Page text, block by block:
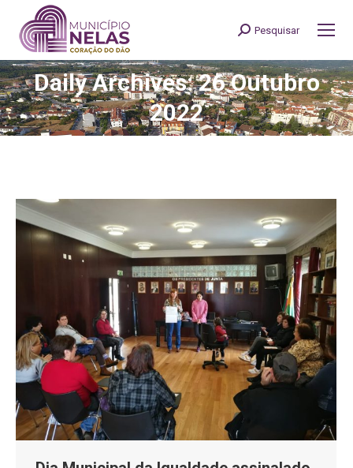
Search:
Pesquisar
Daily Archives: 26 Outubro
2022
You are here: